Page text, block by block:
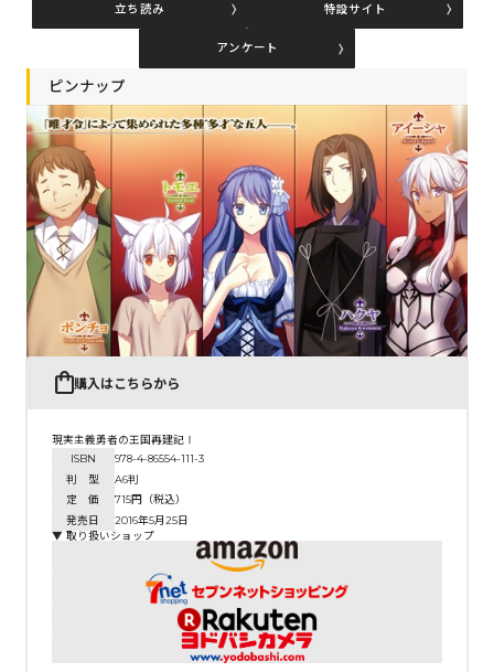
閉じる
立ち読み 特設サイト
アンケート
ピンナップ
購入はこちらから
現実主義勇者の王国再建記Ⅰ
ISBN
978-4-86554-111-3
判 型
A6判
定 価
715円（税込）
発売日
2016年5月25日
▼ 取り扱いショップ